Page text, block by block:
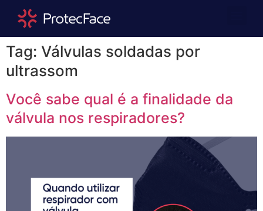
Tag: Válvulas soldadas por
ultrassom
Você sabe qual é a finalidade da
válvula nos respiradores?